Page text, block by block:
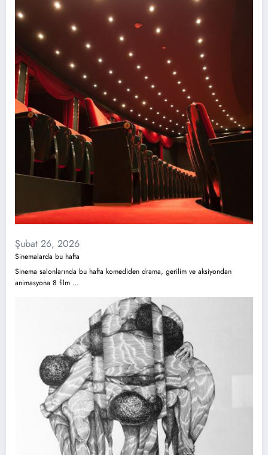
Şubat 26, 2026
Sinemalarda bu hafta
Sinema salonlarında bu hafta komediden drama, gerilim ve aksiyondan
animasyona 8 film …